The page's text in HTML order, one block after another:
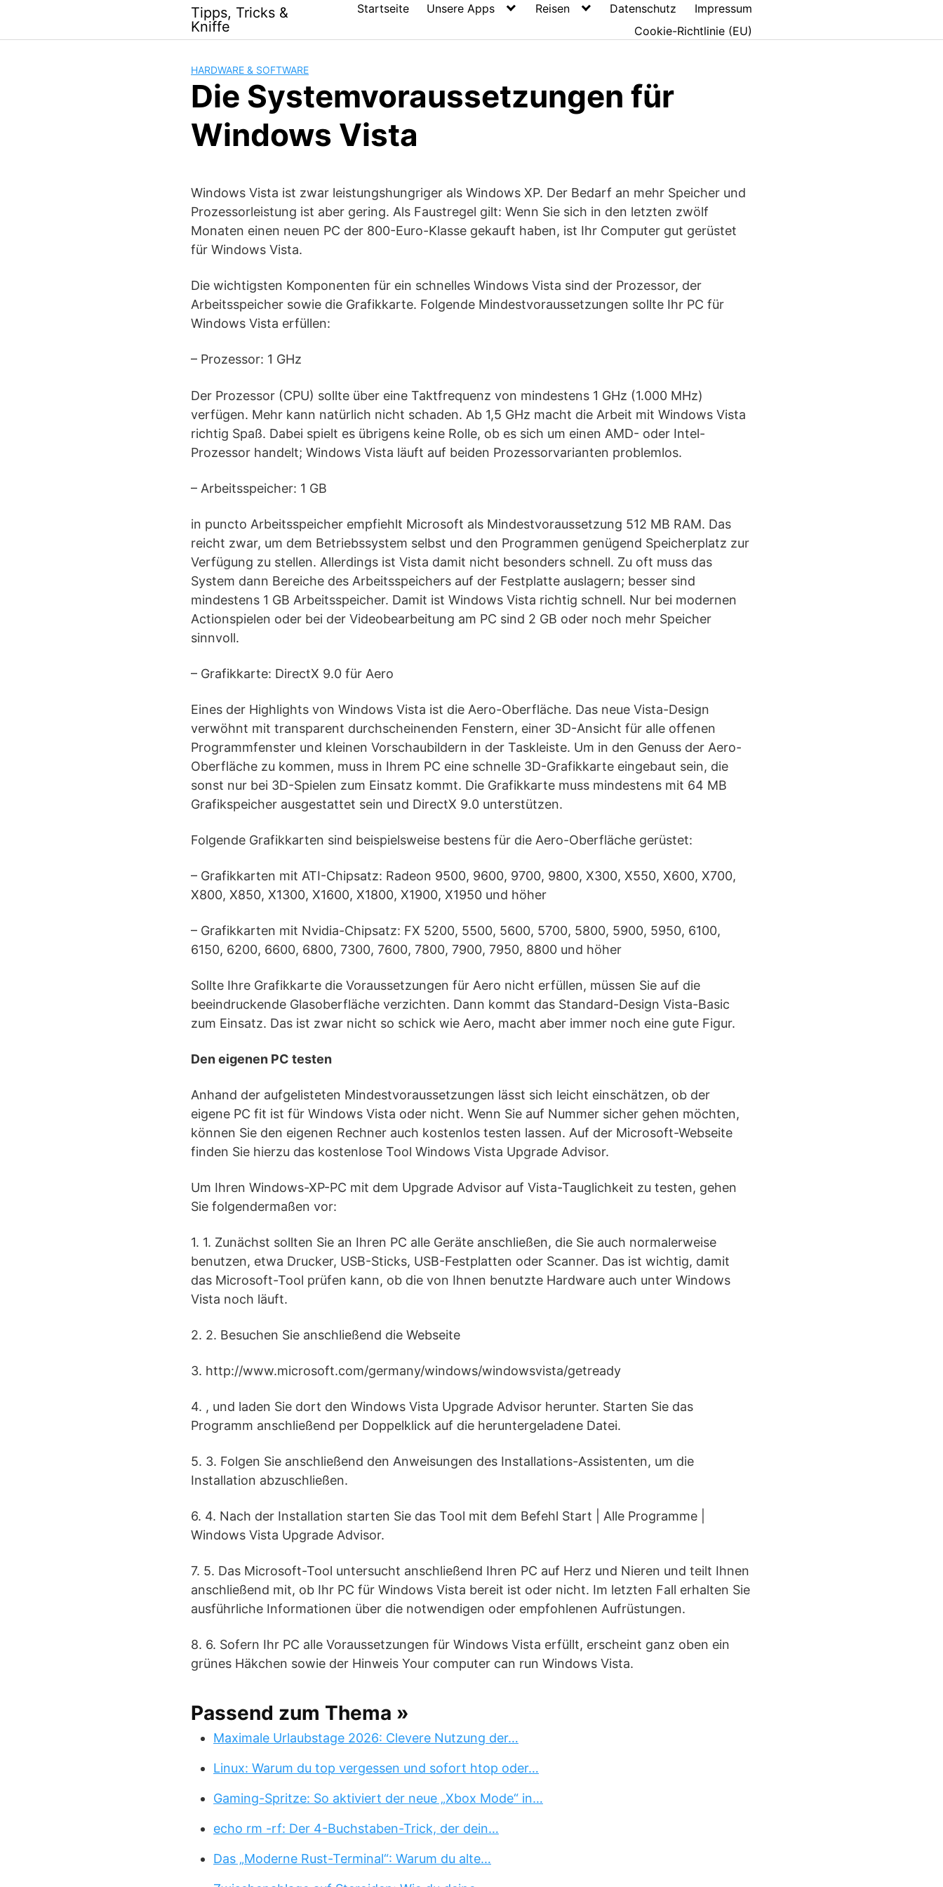
content
Tipps, Tricks &
Kniffe
Startseite Unsere Apps Reisen Datenschutz
Impressum
Cookie-Richtlinie (EU)
HARDWARE & SOFTWARE
Die Systemvoraussetzungen für
Windows Vista
Windows Vista ist zwar leistungshungriger als Windows XP. Der Bedarf an mehr Speicher und
Prozessorleistung ist aber gering. Als Faustregel gilt: Wenn Sie sich in den letzten zwölf
Monaten einen neuen PC der 800-Euro-Klasse gekauft haben, ist Ihr Computer gut gerüstet
für Windows Vista.
Die wichtigsten Komponenten für ein schnelles Windows Vista sind der Prozessor, der
Arbeitsspeicher sowie die Grafikkarte. Folgende Mindestvoraussetzungen sollte Ihr PC für
Windows Vista erfüllen:
– Prozessor: 1 GHz
Der Prozessor (CPU) sollte über eine Taktfrequenz von mindestens 1 GHz (1.000 MHz)
verfügen. Mehr kann natürlich nicht schaden. Ab 1,5 GHz macht die Arbeit mit Windows Vista
richtig Spaß. Dabei spielt es übrigens keine Rolle, ob es sich um einen AMD- oder Intel-
Prozessor handelt; Windows Vista läuft auf beiden Prozessorvarianten problemlos.
– Arbeitsspeicher: 1 GB
in puncto Arbeitsspeicher empfiehlt Microsoft als Mindestvoraussetzung 512 MB RAM. Das
reicht zwar, um dem Betriebssystem selbst und den Programmen genügend Speicherplatz zur
Verfügung zu stellen. Allerdings ist Vista damit nicht besonders schnell. Zu oft muss das
System dann Bereiche des Arbeitsspeichers auf der Festplatte auslagern; besser sind
mindestens 1 GB Arbeitsspeicher. Damit ist Windows Vista richtig schnell. Nur bei modernen
Actionspielen oder bei der Videobearbeitung am PC sind 2 GB oder noch mehr Speicher
sinnvoll.
– Grafikkarte: DirectX 9.0 für Aero
Eines der Highlights von Windows Vista ist die Aero-Oberfläche. Das neue Vista-Design
verwöhnt mit transparent durchscheinenden Fenstern, einer 3D-Ansicht für alle offenen
Programmfenster und kleinen Vorschaubildern in der Taskleiste. Um in den Genuss der Aero-
Oberfläche zu kommen, muss in Ihrem PC eine schnelle 3D-Grafikkarte eingebaut sein, die
sonst nur bei 3D-Spielen zum Einsatz kommt. Die Grafikkarte muss mindestens mit 64 MB
Grafikspeicher ausgestattet sein und DirectX 9.0 unterstützen.
Folgende Grafikkarten sind beispielsweise bestens für die Aero-Oberfläche gerüstet:
– Grafikkarten mit ATI-Chipsatz: Radeon 9500, 9600, 9700, 9800, X300, X550, X600, X700,
X800, X850, X1300, X1600, X1800, X1900, X1950 und höher
– Grafikkarten mit Nvidia-Chipsatz: FX 5200, 5500, 5600, 5700, 5800, 5900, 5950, 6100,
6150, 6200, 6600, 6800, 7300, 7600, 7800, 7900, 7950, 8800 und höher
Sollte Ihre Grafikkarte die Voraussetzungen für Aero nicht erfüllen, müssen Sie auf die
beeindruckende Glasoberfläche verzichten. Dann kommt das Standard-Design Vista-Basic
zum Einsatz. Das ist zwar nicht so schick wie Aero, macht aber immer noch eine gute Figur.
Den eigenen PC testen
Anhand der aufgelisteten Mindestvoraussetzungen lässt sich leicht einschätzen, ob der
eigene PC fit ist für Windows Vista oder nicht. Wenn Sie auf Nummer sicher gehen möchten,
können Sie den eigenen Rechner auch kostenlos testen lassen. Auf der Microsoft-Webseite
finden Sie hierzu das kostenlose Tool Windows Vista Upgrade Advisor.
Um Ihren Windows-XP-PC mit dem Upgrade Advisor auf Vista-Tauglichkeit zu testen, gehen
Sie folgendermaßen vor:
1. 1. Zunächst sollten Sie an Ihren PC alle Geräte anschließen, die Sie auch normalerweise
benutzen, etwa Drucker, USB-Sticks, USB-Festplatten oder Scanner. Das ist wichtig, damit
das Microsoft-Tool prüfen kann, ob die von Ihnen benutzte Hardware auch unter Windows
Vista noch läuft.
2. 2. Besuchen Sie anschließend die Webseite
3. http://www.microsoft.com/germany/windows/windowsvista/getready
4. , und laden Sie dort den Windows Vista Upgrade Advisor herunter. Starten Sie das
Programm anschließend per Doppelklick auf die heruntergeladene Datei.
5. 3. Folgen Sie anschließend den Anweisungen des Installations-Assistenten, um die
Installation abzuschließen.
6. 4. Nach der Installation starten Sie das Tool mit dem Befehl Start | Alle Programme |
Windows Vista Upgrade Advisor.
7. 5. Das Microsoft-Tool untersucht anschließend Ihren PC auf Herz und Nieren und teilt Ihnen
anschließend mit, ob Ihr PC für Windows Vista bereit ist oder nicht. Im letzten Fall erhalten Sie
ausführliche Informationen über die notwendigen oder empfohlenen Aufrüstungen.
8. 6. Sofern Ihr PC alle Voraussetzungen für Windows Vista erfüllt, erscheint ganz oben ein
grünes Häkchen sowie der Hinweis Your computer can run Windows Vista.
Passend zum Thema »
Maximale Urlaubstage 2026: Clevere Nutzung der…
Linux: Warum du top vergessen und sofort htop oder…
Gaming-Spritze: So aktiviert der neue „Xbox Mode“ in…
echo rm -rf: Der 4-Buchstaben-Trick, der dein…
Das „Moderne Rust-Terminal“: Warum du alte…